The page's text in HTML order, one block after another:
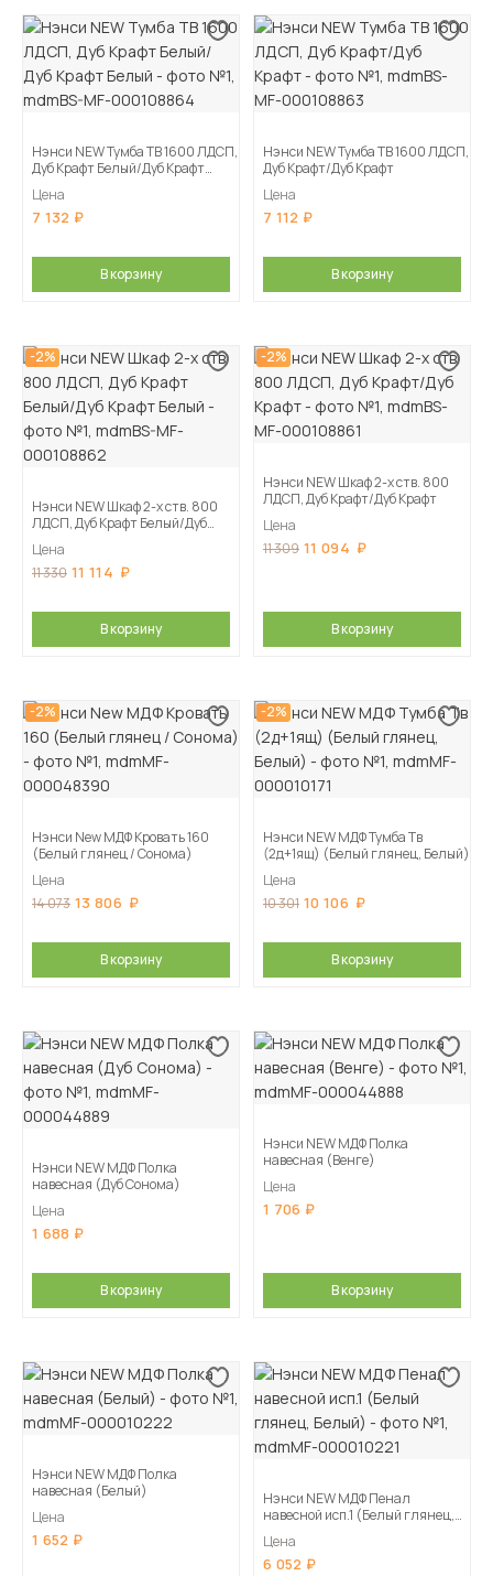
Нэнси NEW Тумба ТВ 1600 ЛДСП,
Дуб Крафт Белый/Дуб Крафт
Цена
7 132
В корзину
Нэнси NEW Тумба ТВ 1600 ЛДСП,
Дуб Крафт/Дуб Крафт
Цена
7 112
В корзину
-2%
Нэнси NEW Шкаф 2-х ств. 800
ЛДСП, Дуб Крафт Белый/Дуб
Цена
11 330 11 114
В корзину
-2%
Нэнси NEW Шкаф 2-х ств. 800
ЛДСП, Дуб Крафт/Дуб Крафт
Цена
11 309 11 094
В корзину
-2%
Нэнси New МДФ Кровать 160
(Белый глянец / Сонома)
Цена
14 073 13 806
В корзину
-2%
Нэнси NEW МДФ Тумба Тв
(2д+1ящ) (Белый глянец, Белый)
Цена
10 301 10 106
В корзину
Нэнси NEW МДФ Полка
навесная (Дуб Сонома)
Цена
1 688
В корзину
Нэнси NEW МДФ Полка
навесная (Венге)
Цена
1 706
В корзину
Нэнси NEW МДФ Полка
навесная (Белый)
Цена
1 652
Нэнси NEW МДФ Пенал
навесной исп.1 (Белый глянец,
Цена
6 052